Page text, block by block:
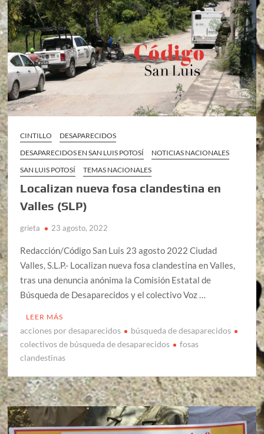
CINTILLO
DESAPARECIDOS
DESAPARECIDOS EN SAN LUIS POTOSÍ
NOTICIAS NACIONALES
SAN LUIS POTOSÍ
TEMAS NACIONALES
Localizan nueva fosa clandestina en
Valles (SLP)
grieta 23 agosto, 2022
Redacción/Código San Luis 23 agosto 2022 Ciudad
Valles, S.L.P.- Localizan nueva fosa clandestina en Valles,
tras una denuncia anónima la Comisión Estatal de
Búsqueda de Desaparecidos y el colectivo Voz …
LEER MÁS
acciones por desaparecidos
búsqueda de desaparecidos
colectivos de búsqueda de desaparecidos
fosas
clandestinas